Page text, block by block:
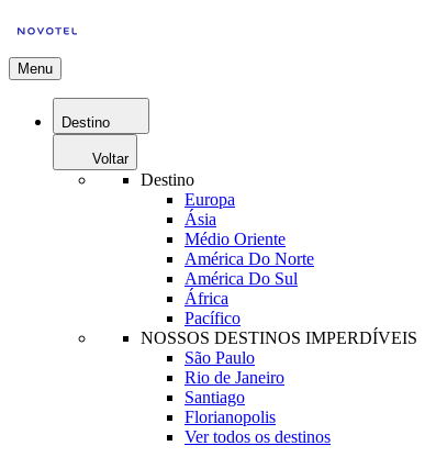
Menu
Destino
Voltar
Destino
Europa
Ásia
Médio Oriente
América Do Norte
América Do Sul
África
Pacífico
NOSSOS DESTINOS IMPERDÍVEIS
São Paulo
Rio de Janeiro
Santiago
Florianopolis
Ver todos os destinos